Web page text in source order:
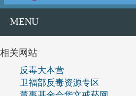
MENU
相关网站
反毒大本营
卫福部反毒资源专区